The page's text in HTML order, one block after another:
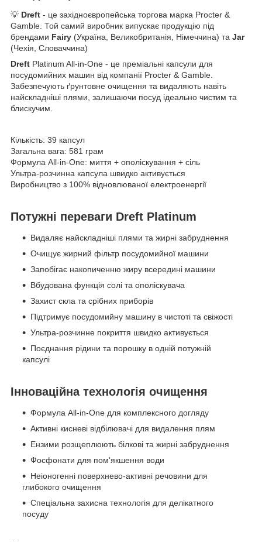
💡 Dreft - це західноєвропейська торгова марка Procter &
Gamble. Той самий виробник випускає продукцію під
брендами Fairy (Україна, Великобританія, Німеччина) та Jar
(Чехія, Словаччина)
Dreft Platinum All-in-One - це преміальні капсули для
посудомийних машин від компанії Procter & Gamble.
Забезпечують ґрунтовне очищення та видаляють навіть
найскладніші плями, залишаючи посуд ідеально чистим та
блискучим.
Кількість: 39 капсул
Загальна вага: 581 грам
Формула All-in-One: миття + ополіскування + сіль
Ультра-розчинна капсула швидко активується
Виробництво з 100% відновлюваної електроенергії
Потужні переваги Dreft Platinum
Видаляє найскладніші плями та жирні забруднення
Очищує жирний фільтр посудомийної машини
Запобігає накопиченню жиру всередині машини
Вбудована функція солі та ополіскувача
Захист скла та срібних приборів
Підтримує посудомийну машину в чистоті та свіжості
Ультра-розчинне покриття швидко активується
Поєднання рідини та порошку в одній потужній
капсулі
Інноваційна технологія очищення
Формула All-in-One для комплексного догляду
Активні кисневі відбілювачі для видалення плям
Ензими розщеплюють білкові та жирні забруднення
Фосфонати для пом'якшення води
Неіоногенні поверхнево-активні речовини для
глибокого очищення
Спеціальна захисна технологія для делікатного
посуду